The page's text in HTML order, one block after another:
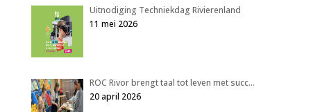
Uitnodiging Techniekdag Rivierenland
11 mei 2026
ROC Rivor brengt taal tot leven met succ…
20 april 2026